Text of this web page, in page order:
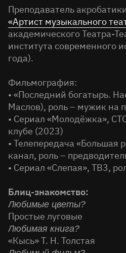
Преподаватель
«Артист музыкального
академического Театра-
института современного
года).
Фильмография:
• «Последний богатырь.
Маслов), роль – мужик на
• Сериал «Молодёжка»,
клубе (2023)
• Телепередача «Большая
канал, роль –
• Сериал «Слепая», ТВ3,
Блиц-знакомство:
Любимые цветы?
Простые луговые
Любимая книга?
«Кысь» Т. Н. Толстая